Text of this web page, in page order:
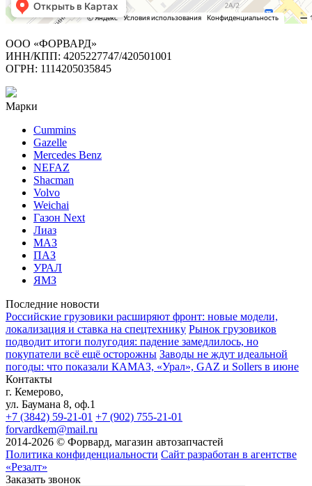
ООО «ФОРВАРД»
ИНН/КПП: 4205227747/420501001
ОГРН: 1114205035845
Марки
Cummins
Gazelle
Mercedes Benz
NEFAZ
Shacman
Volvo
Weichai
Газон Next
Лиаз
МАЗ
ПАЗ
УРАЛ
ЯМЗ
Последние новости
Российские грузовики расширяют фронт: новые модели,
локализация и ставка на спецтехнику Рынок грузовиков
подводит итоги полугодия: падение замедлилось, но
покупатели всё ещё осторожны Заводы не ждут идеальной
погоды: что показали КАМАЗ, «Урал», GAZ и Sollers в июне
Контакты
г. Кемерово,
ул. Баумана 8, оф.1
+7 (3842) 59-21-01 +7 (902) 755-21-01
forvardkem@mail.ru
2014-2026 © Форвард, магазин автозапчастей
Политика конфиденциальности Сайт разработан в агентстве
«Резалт»
Заказать звонок